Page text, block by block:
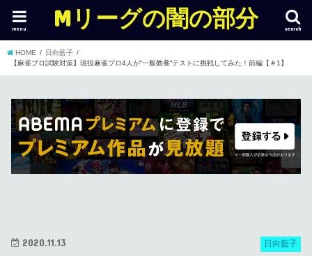
Mリーグの闇の部分 search
menu
HOME
日向藍子
【麻雀プロ試験対策】現役麻雀プロ4人が“一般教養“テストに挑戦してみた！前編【＃1】
日向藍子
2020.11.13